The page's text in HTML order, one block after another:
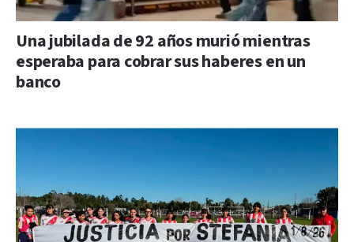
Una jubilada de 92 años murió mientras
esperaba para cobrar sus haberes en un
banco